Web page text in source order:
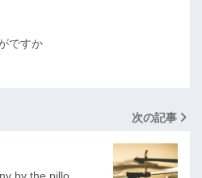
ですか
次の記事
by the pillo…